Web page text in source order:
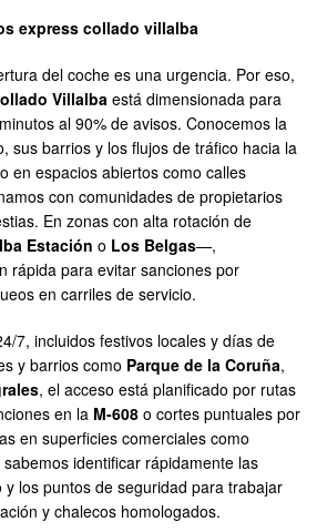
express collado villalba
del coche es una urgencia. Por eso,
Villalba está dimensionada para
al 90% de avisos. Conocemos la
sus barrios y los flujos de tráfico hacia la
en espacios abiertos como calles
con comunidades de propietarios
En zonas con alta rotación de
Estación o Los Belgas—,
rápida para evitar sanciones por
en carriles de servicio.
7, incluidos festivos locales y días de
y barrios como Parque de la Coruña,
, el acceso está planificado por rutas
en la M-608 o cortes puntuales por
en superficies comerciales como
sabemos identificar rápidamente las
los puntos de seguridad para trabajar
y chalecos homologados.